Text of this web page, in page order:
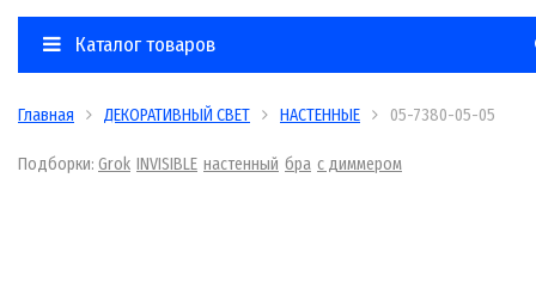
Каталог товаров
Главная ДЕКОРАТИВНЫЙ СВЕТ НАСТЕННЫЕ 05-7380-05-05
Подборки: Grok INVISIBLE настенный бра с диммером